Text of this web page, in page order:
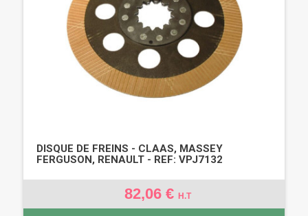
DISQUE DE FREINS - CLAAS, MASSEY
FERGUSON, RENAULT - REF: VPJ7132
82,06 € H.T